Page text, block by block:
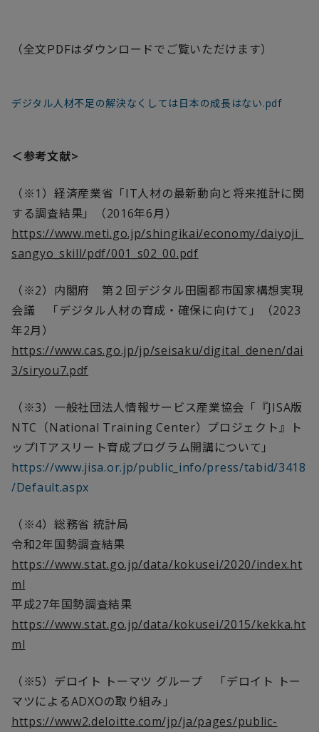
（全文PDFはダウンロードでご覧いただけます）
デジタル人材不足の解決なくしては日本の成長はない.pdf
＜参考文献>
（※1 ）経済産業省「IT人材の最新動向と将来推計に関
する調査結果」（2016年6月）
https://www.meti.go.jp/shingikai/economy/daiyoji_
sangyo_skill/pdf/001_s02_00.pdf
（※2）内閣府 第２回デジタル田園都市国家構想実現
会議 「デジタル人材の育成・確保に向けて」（2023
年2月）
https://www.cas.go.jp/jp/seisaku/digital_denen/dai
3/siryou7.pdf
（※3）一般社団法人情報サービス産業協会「『JISA版
NTC （National Training Center）プロジェクト』ト
ップITアスリート育成プログラム開講について」
https://www.jisa.or.jp/public_info/press/tabid/3418
/Default.aspx
（※4）総務省 統計局
令和2年国勢調査結果
https://www.stat.go.jp/data/kokusei/2020/index.ht
ml
平成27年国勢調査結果
https://www.stat.go.jp/data/kokusei/2015/kekka.ht
ml
（※5）デロイト トーマツ グループ 「デロイト トー
マツによるADXOの取り組み」
https://www2.deloitte.com/jp/ja/pages/public-